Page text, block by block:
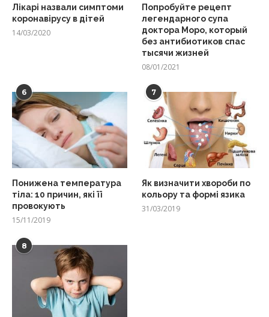
Лікарі назвали симптоми
коронавірусу в дітей
14/03/2020
Попробуйте рецепт
легендарного супа
доктора Моро, который
без антибиотиков спас
тысячи жизней
08/01/2021
6
Понижена температура
тіла: 10 причин, які її
провокують
15/11/2019
7
Як визначити хвороби по
кольору та формі язика
31/03/2019
8